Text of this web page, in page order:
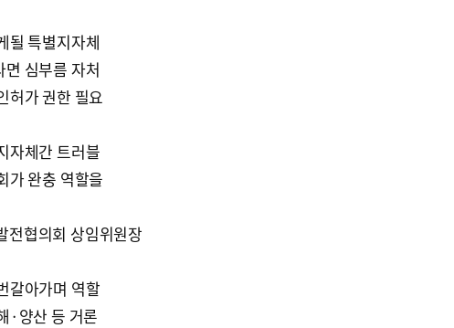
될 특별지자체
심부름 자처
허가 권한 필요
자체간 트러블
가 완충 역할을
전협의회 상임위원장
갈아가며 역할
·양산 등 거론